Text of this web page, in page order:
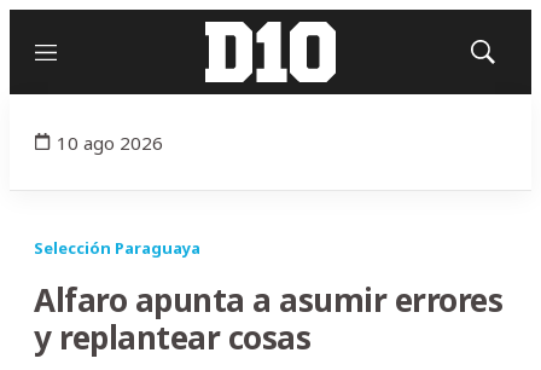
Menú
Mostrar
10 ago 2026
Selección Paraguaya
Alfaro apunta a asumir errores
y replantear cosas